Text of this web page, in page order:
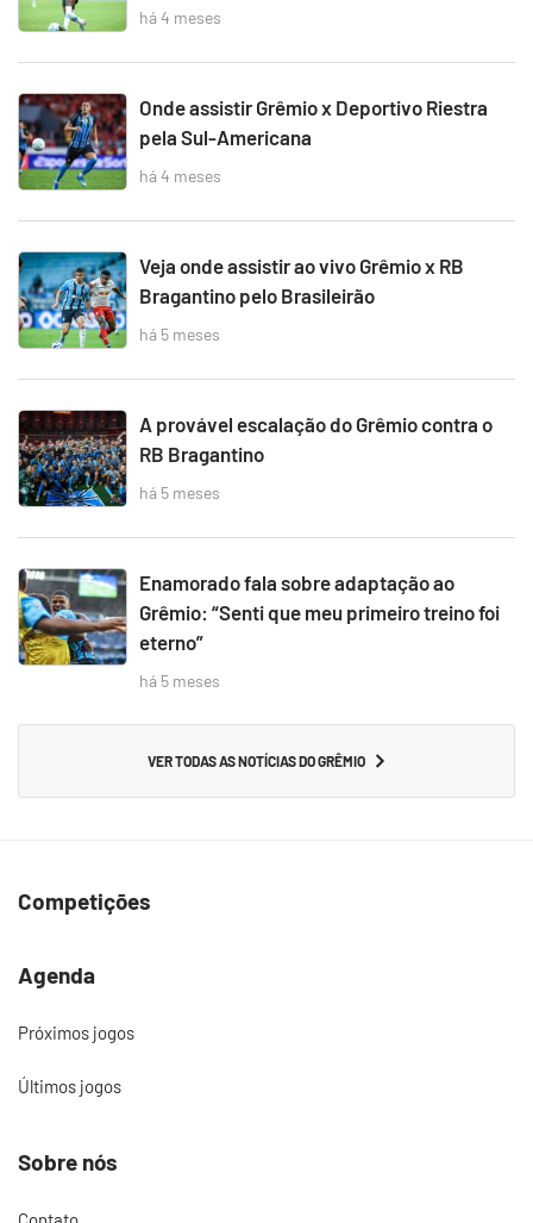
há 4 meses
Onde assistir Grêmio x Deportivo Riestra
pela Sul-Americana
há 4 meses
Veja onde assistir ao vivo Grêmio x RB
Bragantino pelo Brasileirão
há 5 meses
A provável escalação do Grêmio contra o
RB Bragantino
há 5 meses
Enamorado fala sobre adaptação ao
Grêmio: “Senti que meu primeiro treino foi
eterno”
há 5 meses
VER TODAS AS NOTÍCIAS DO GRÊMIO
Competições
Agenda
Próximos jogos
Últimos jogos
Sobre nós